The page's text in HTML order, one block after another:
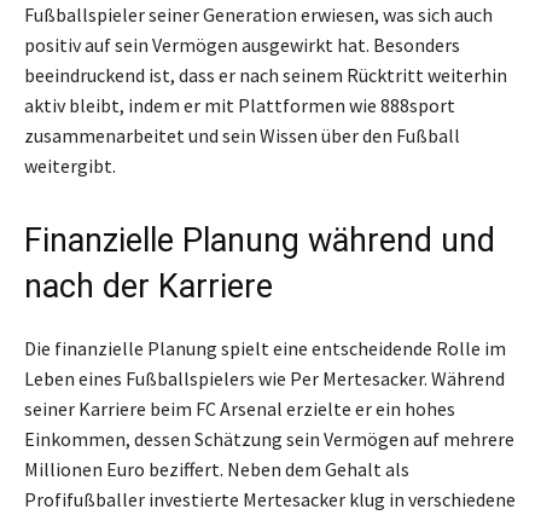
Fußballspieler seiner Generation erwiesen, was sich auch
positiv auf sein Vermögen ausgewirkt hat. Besonders
beeindruckend ist, dass er nach seinem Rücktritt weiterhin
aktiv bleibt, indem er mit Plattformen wie 888sport
zusammenarbeitet und sein Wissen über den Fußball
weitergibt.
Finanzielle Planung während und
nach der Karriere
Die finanzielle Planung spielt eine entscheidende Rolle im
Leben eines Fußballspielers wie Per Mertesacker. Während
seiner Karriere beim FC Arsenal erzielte er ein hohes
Einkommen, dessen Schätzung sein Vermögen auf mehrere
Millionen Euro beziffert. Neben dem Gehalt als
Profifußballer investierte Mertesacker klug in verschiedene